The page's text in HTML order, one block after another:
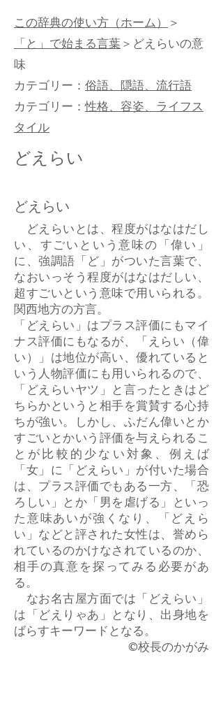
この辞典の使い方（ホーム）＞
「と」で始まる言葉＞どえらいの意
味
カテゴリー： 俗語、隠語、流行語
カテゴリー：性格、容姿、ライフス
タイル
どえらい
どえらい
どえらいとは、程度がはなはだし
い、すごいという意味の「偉い」
に、強調語「ど」がついた言葉で、
なおいっそう程度がはなはだしい、
超すごいという意味で用いられる。
関西地方の方言。
「どえらい」はプラス評価にもマイ
ナス評価にもなるが、「えらい（偉
い）」は地位が高い、優れていると
いう人物評価にも用いられるので、
「どえらいヤツ」と言ったときはど
ちらかというと相手を賞賛する心持
ちが強い。しかし、ふだん偉いとか
すごいとかいう評価を与えられるこ
とが比較的少ない対象、例えば
「女」に「どえらい」が付いた場合
は、プラス評価でもある一方、「恐
ろしい」とか「男を虐げる」といっ
た意味あいが強くなり、「どえら
い」などと評された女性は、誉めら
れているのかけなされているのか、
相手の真意を探ってみる必要があ
る。
なお名古屋方面では「どえらい」
は「どえりゃあ」となり、出身地を
ばらすキーワードとなる。
​©校長のかがみ